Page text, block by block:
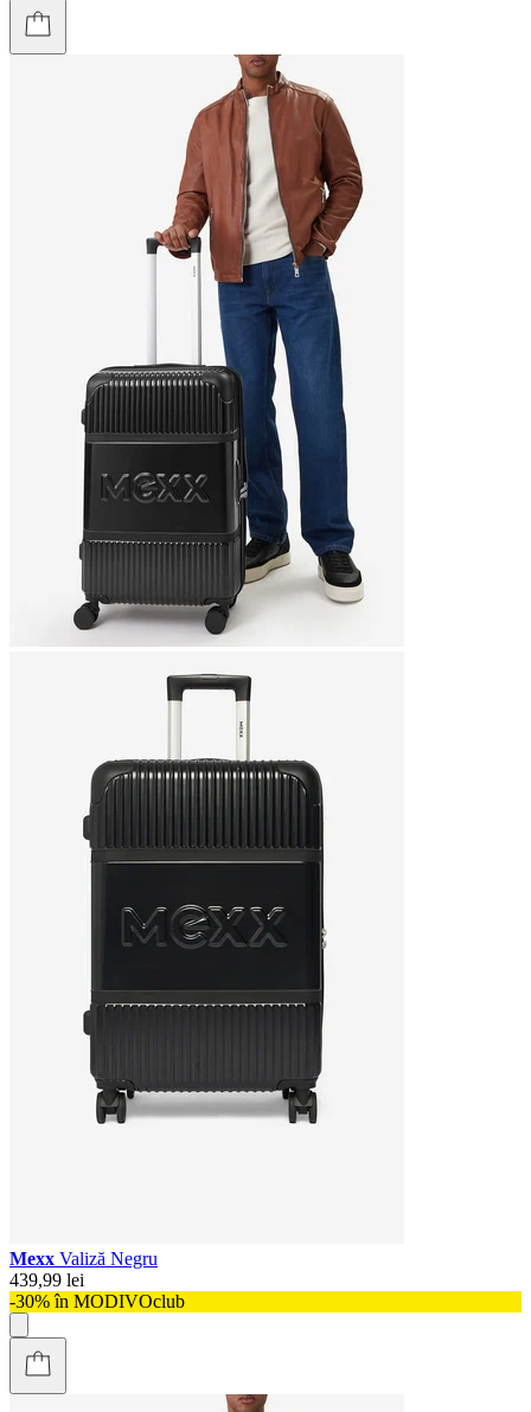
Mexx Valiză Negru
439,99 lei
-30% în MODIVOclub